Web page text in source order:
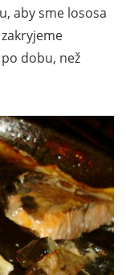
aby sme lososa
dobu, než